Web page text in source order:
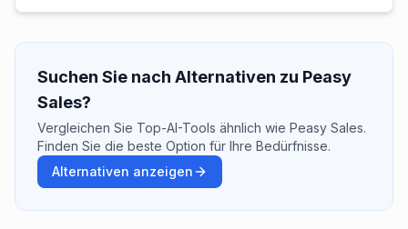
Suchen Sie nach Alternativen zu Peasy
Sales?
Vergleichen Sie Top-AI-Tools ähnlich wie Peasy Sales.
Finden Sie die beste Option für Ihre Bedürfnisse.
Alternativen anzeigen